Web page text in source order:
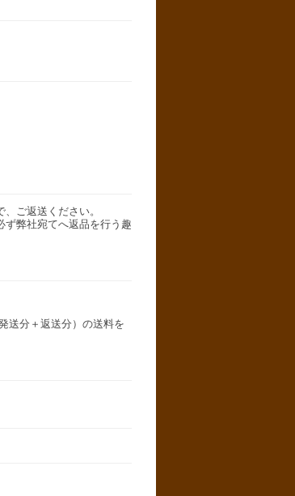
ご返送ください。
弊社宛てへ返品を行う趣
送分＋返送分）の送料を